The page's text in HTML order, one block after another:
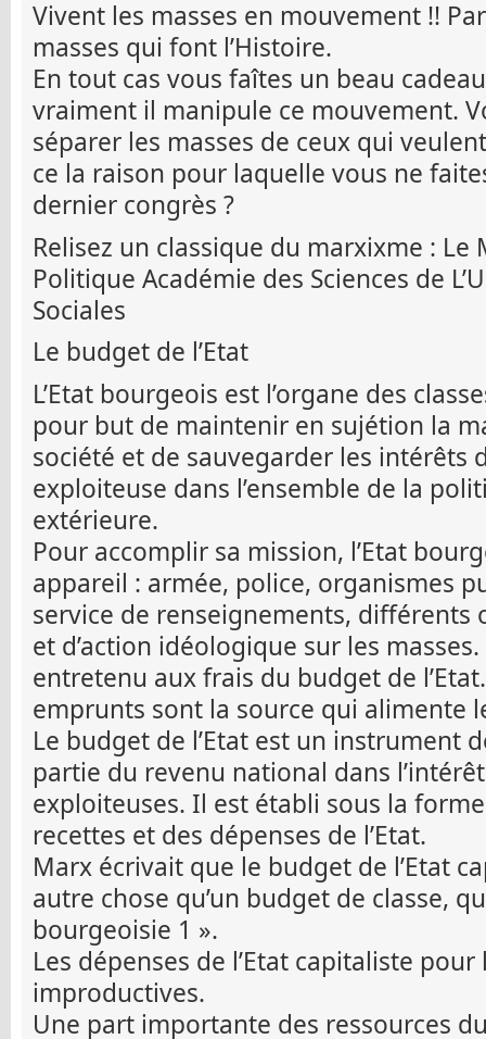
Vivent les masses en mouvement !!
masses qui font l’Histoire.
En tout cas vous faîtes un beau
vraiment il manipule ce mouvement.
séparer les masses de ceux qui
ce la raison pour laquelle vous ne
dernier congrès ?
Relisez un classique du marxixme : Le
Politique Académie des Sciences de
Sociales
Le budget de l’Etat
L’Etat bourgeois est l’organe des
pour but de maintenir en sujétion la
société et de sauvegarder les intérêts
exploiteuse dans l’ensemble de la
extérieure.
Pour accomplir sa mission, l’Etat
appareil : armée, police, organismes
service de renseignements, différents
et d’action idéologique sur les
entretenu aux frais du budget de
emprunts sont la source qui alimente
Le budget de l’Etat est un instrument
partie du revenu national dans
exploiteuses. Il est établi sous la
recettes et des dépenses de l’Etat.
Marx écrivait que le budget de l’Etat
autre chose qu’un budget de classe,
bourgeoisie 1 ».
Les dépenses de l’Etat capitaliste
improductives.
Une part importante des ressources